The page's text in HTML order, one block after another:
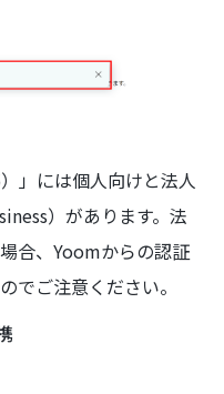
」には個人向けと法人
）があります。法
合、Yoomからの認証
でご注意ください。